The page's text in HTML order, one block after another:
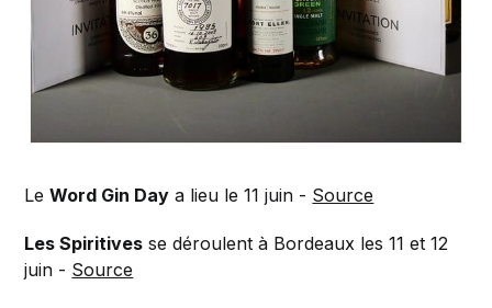
LeWord Gin Day a lieu le 11 juin - Source
Les Spiritives se déroulent à Bordeaux les 11 et 12
juin - Source